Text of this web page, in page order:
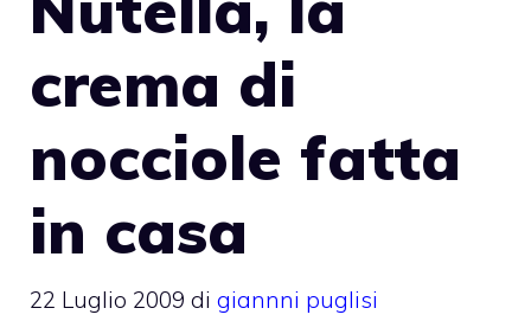
crema di
nocciole fatta
in casa
22 Luglio 2009 di giannni puglisi